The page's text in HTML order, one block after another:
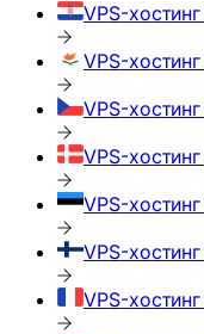
VPS-хостинг
VPS-хостинг
VPS-хостинг
VPS-хостинг
VPS-хостинг
VPS-хостинг
VPS-хостинг